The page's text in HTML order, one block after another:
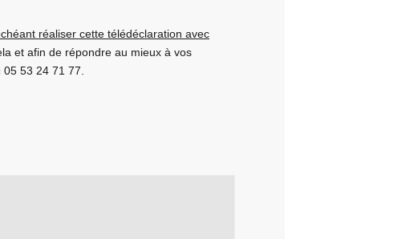
réaliser cette télédéclaration avec
et afin de répondre au mieux à vos
53 24 71 77.